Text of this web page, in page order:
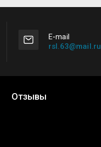
Е-mail
rsl.63@mail.ru
Отзывы